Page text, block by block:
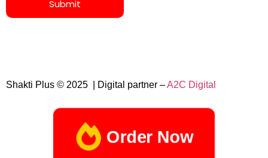
Shakti Plus © 2025 | Digital partner –A2C Digital
Order Now